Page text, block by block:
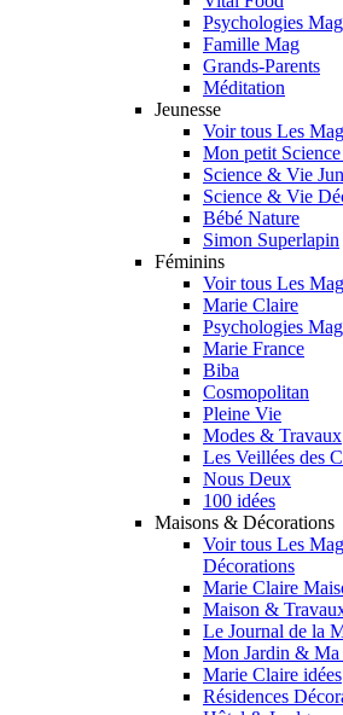
Psychologies
Famille Mag
Grands-Parents
Méditation
Jeunesse
Voir tous Les
Mon petit
Science & Vie
Science & Vie
Bébé Nature
Simon Superlapin
Féminins
Voir tous Les
Marie Claire
Psychologies
Marie France
Biba
Cosmopolitan
Pleine Vie
Modes & Travaux
Les Veillées des
Nous Deux
100 idées
Maisons & Décorations
Voir tous Les
Décorations
Marie Claire
Maison &
Le Journal de la
Mon Jardin & Ma
Marie Claire idées
Résidences